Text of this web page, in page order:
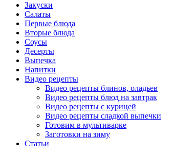
Закуски
Салаты
Первые блюда
Вторые блюда
Соусы
Десерты
Выпечка
Напитки
Видео рецепты
Видео рецепты блинов, оладьев
Видео рецепты блюд на завтрак
Видео рецепты с курицей
Видео рецепты сладкой выпечки
Готовим в мультиварке
Заготовки на зиму
Статьи